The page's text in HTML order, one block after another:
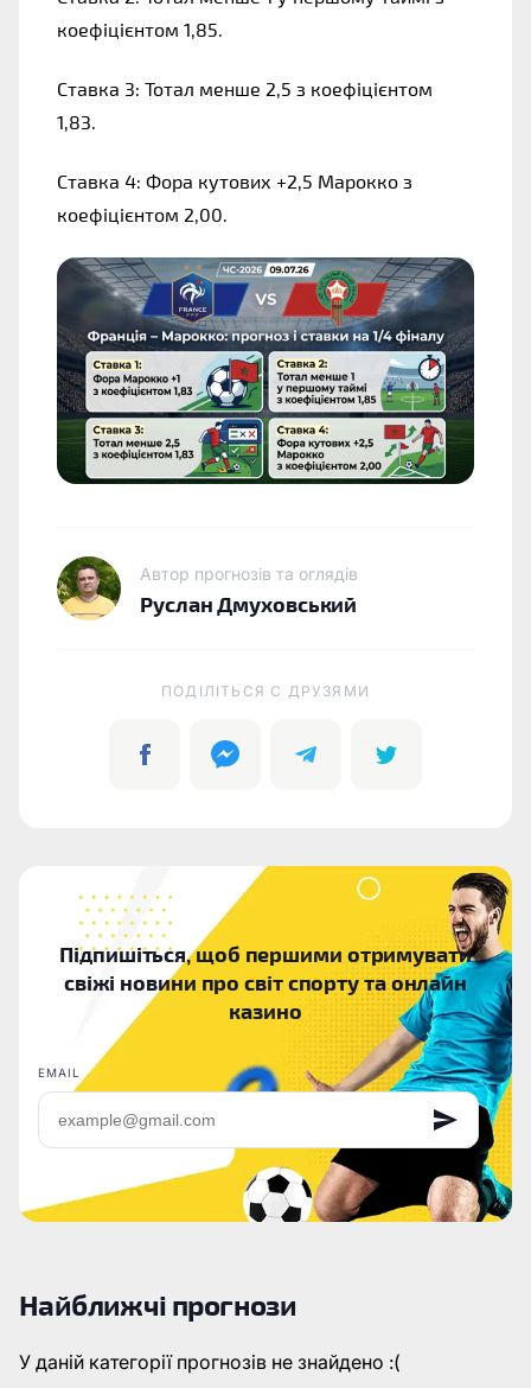
коефіцієнтом 1,85.
Ставка 3: Тотал менше 2,5 з коефіцієнтом
1,83.
Ставка 4: Фора кутових +2,5 Марокко з
коефіцієнтом 2,00.
Автор прогнозів та оглядів
Руслан Дмуховський
ПОДІЛІТЬСЯ C ДРУЗЯМИ
Підпишіться, щоб першими отримувати
свіжі новини про світ спорту та онлайн
казино
EMAIL
Найближчі прогнози
У даній категорії прогнозів не знайдено :(